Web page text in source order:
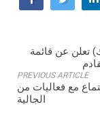
تعلن عن قائمة
PREVIOUS ARTICLE
مع فعاليات من
الجالية